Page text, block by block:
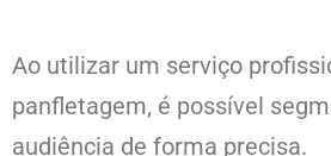
Ao utilizar um serviço
panfletagem, é possível
audiência de forma precisa.